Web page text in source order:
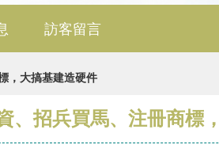
訪客留言
，大搞基建造硬件
、招兵買馬、注冊商標